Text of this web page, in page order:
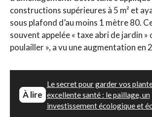
constructions supérieures à 5 m² et
sous plafond d’au moins 1 mètre 80.
souvent appelée « taxe abri de jardin »
poulailler », a vu une augmentation en
À lire
Le secret pour garder vos
excellente santé : le paillage, un
investissement écologique et